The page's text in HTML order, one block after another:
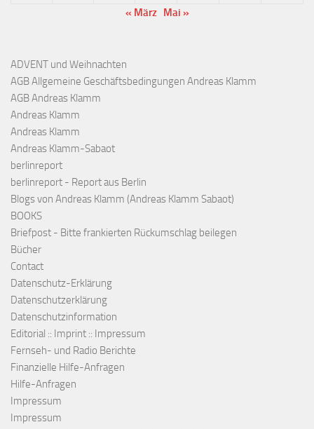
« März Mai »
ADVENT und Weihnachten
AGB Allgemeine Geschäftsbedingungen Andreas Klamm
AGB Andreas Klamm
Andreas Klamm
Andreas Klamm
Andreas Klamm-Sabaot
berlinreport
berlinreport - Report aus Berlin
Blogs von Andreas Klamm (Andreas Klamm Sabaot)
BOOKS
Briefpost - Bitte frankierten Rückumschlag beilegen
Bücher
Contact
Datenschutz-Erklärung
Datenschutzerklärung
Datenschutzinformation
Editorial :: Imprint :: Impressum
Fernseh- und Radio Berichte
Finanzielle Hilfe-Anfragen
Hilfe-Anfragen
Impressum
Impressum